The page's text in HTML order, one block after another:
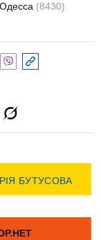
Одесса (8430)